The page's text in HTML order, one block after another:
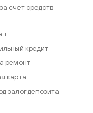
счет средств
+
кредит
ремонт
карта
залог депозита